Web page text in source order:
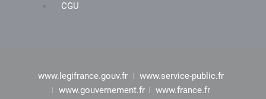
CGU
www.legifrance.gouv.fr
www.service-public.fr
www.gouvernement.fr
www.france.fr